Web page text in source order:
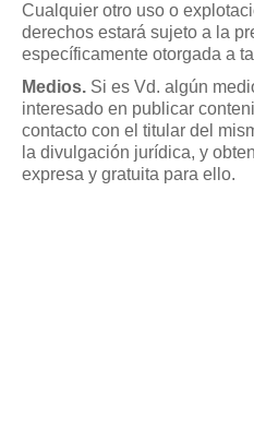
Cualquier otro uso o
derechos estará sujeto a la
específicamente otorgada a
Medios. Si es Vd. algún
interesado en publicar
contacto con el titular del
la divulgación jurídica, y
expresa y gratuita para ello.